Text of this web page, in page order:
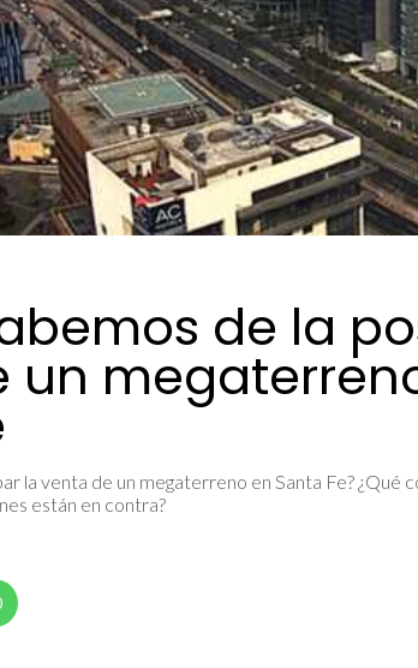
de la
un
la venta de un megaterreno en Santa Fe? ¿Qué
están en contra?